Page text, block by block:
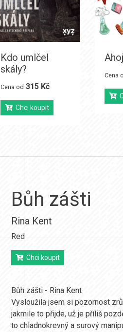
Kdo umlčel
skály?
Cena od 315 Kč
Chci koupit
Cena
Bůh zášti
Rina Kent
Red
Chci koupit
Bůh zášti - Rina Kent
Vysloužila jsem si pozornost
jakmile to přijde, už je příliš
to chladnokrevný a surový